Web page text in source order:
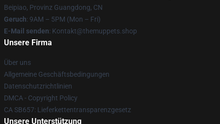
Beipiao, Provinz Guangdong, CN
Geruch: 9AM – 5PM (Mon – Fri)
E-Mail senden: Kontakt@themuppets.shop
Unsere Firma
Über uns
Allgemeine Geschäftsbedingungen
Datenschutzrichtlinien
DMCA - Copyright Policy
CA SB657: Lieferkettentransparenzgesetz
Unsere Unterstützung